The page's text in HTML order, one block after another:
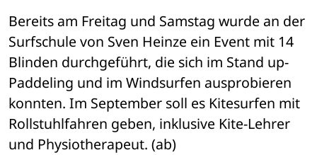
Bereits am Freitag und Samstag wurde an der
Surfschule von Sven Heinze ein Event mit 14
Blinden durchgeführt, die sich im Stand up-
Paddeling und im Windsurfen ausprobieren
konnten. Im September soll es Kitesurfen mit
Rollstuhlfahren geben, inklusive Kite-Lehrer
und Physiotherapeut. (ab)